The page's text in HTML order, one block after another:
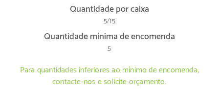
Quantidade por caixa
5/15
Quantidade mínima de encomenda
5
Para quantidades inferiores ao mínimo de encomenda,
contacte-nos e solicite orçamento.